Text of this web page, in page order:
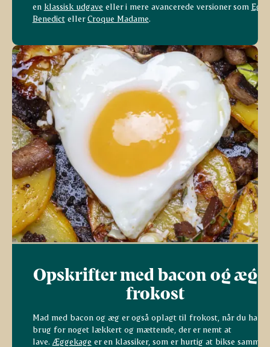
en klassisk udgave eller i mere avancerede versioner som Egg
BenedictellerCroque Madame.
Opskrifter med bacon og æg
frokost
Mad med bacon og æg er også oplagt til frokost, når du har
brug for noget lækkert og mættende, der er nemt at
lave. Æggekage er en klassiker, som er hurtig at bikse sammen